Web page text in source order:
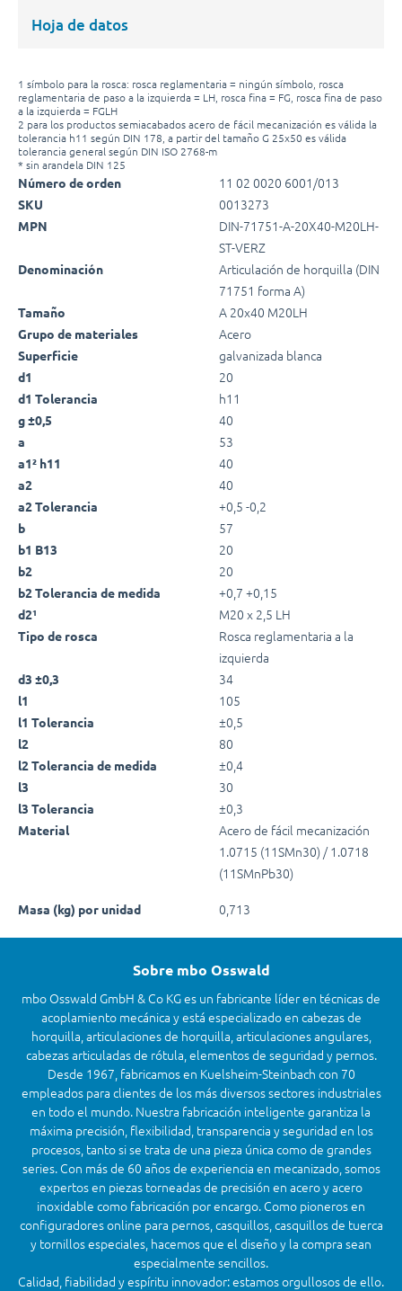
Hoja de datos
1 símbolo para la rosca: rosca reglamentaria = ningún símbolo, rosca
reglamentaria de paso a la izquierda = LH, rosca fina = FG, rosca fina de paso
a la izquierda = FGLH
2 para los productos semiacabados acero de fácil mecanización es válida la
tolerancia h11 según DIN 178, a partir del tamaño G 25x50 es válida
tolerancia general según DIN ISO 2768-m
* sin arandela DIN 125
Número de orden 11 02 0020 6001/013
SKU 0013273
MPN
DIN-71751-A-20X40-M20LH-
ST-VERZ
Denominación
Articulación de horquilla (DIN
71751 forma A)
Tamaño A 20x40 M20LH
Grupo de materiales Acero
Superficie galvanizada blanca
d1 20
d1 Tolerancia h11
g ±0,5 40
a 53
a1² h11 40
a2 40
a2 Tolerancia +0,5 -0,2
b 57
b1 B13 20
b2 20
b2 Tolerancia de medida +0,7 +0,15
d2¹ M20 x 2,5 LH
Tipo de rosca
Rosca reglamentaria a la
izquierda
d3 ±0,3 34
l1 105
l1 Tolerancia ±0,5
l2 80
l2 Tolerancia de medida ±0,4
l3 30
l3 Tolerancia ±0,3
Material
Acero de fácil mecanización
1.0715 (11SMn30) / 1.0718
(11SMnPb30)
Masa (kg) por unidad 0,713
Sobre mbo Osswald
mbo Osswald GmbH & Co KG es un fabricante líder en técnicas de
acoplamiento mecánica y está especializado en cabezas de
horquilla, articulaciones de horquilla, articulaciones angulares,
cabezas articuladas de rótula, elementos de seguridad y pernos.
Desde 1967, fabricamos en Kuelsheim-Steinbach con 70
empleados para clientes de los más diversos sectores industriales
en todo el mundo. Nuestra fabricación inteligente garantiza la
máxima precisión, flexibilidad, transparencia y seguridad en los
procesos, tanto si se trata de una pieza única como de grandes
series. Con más de 60 años de experiencia en mecanizado, somos
expertos en piezas torneadas de precisión en acero y acero
inoxidable como fabricación por encargo. Como pioneros en
configuradores online para pernos, casquillos, casquillos de tuerca
y tornillos especiales, hacemos que el diseño y la compra sean
especialmente sencillos.
Calidad, fiabilidad y espíritu innovador: estamos orgullosos de ello.